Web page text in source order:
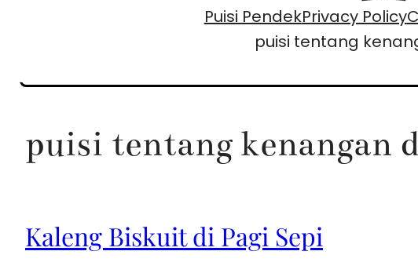
Puisi PendekPrivacy Policy
puisi tentang
puisi tentang kenangan
Kaleng Biskuit di Pagi Sepi